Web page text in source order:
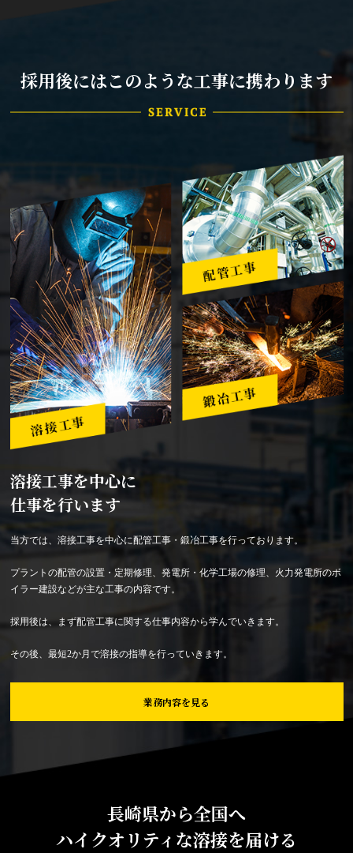
採用後にはこのような工事に携わります
溶接工事を中心に
仕事を行います
当方では、溶接工事を中心に配管工事・鍛冶工事を行っております。
プラントの配管の設置・定期修理、発電所・化学工場の修理、火力発電所のボ
イラー建設などが主な工事の内容です。
採用後は、まず配管工事に関する仕事内容から学んでいきます。
その後、最短2か月で溶接の指導を行っていきます。
業務内容を見る
長崎県から全国へ
ハイクオリティな溶接を届ける